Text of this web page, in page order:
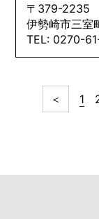
〒379-2235
伊勢崎市三室
TEL: 0270-
＜ 1